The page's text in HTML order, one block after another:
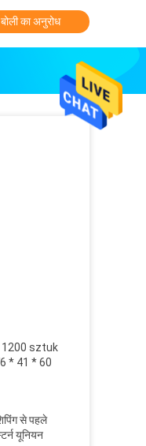
का अनुरोध
1200 sztuk
* 41 * 60
से पहले
यूनियन